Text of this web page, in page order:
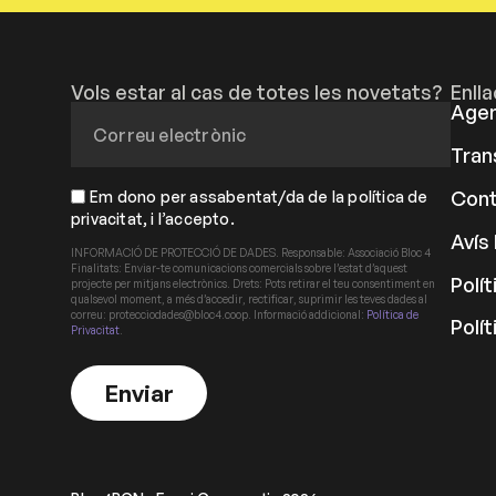
Vols estar al cas de totes les novetats?
Em dono per assabentat/da de la política de
privacitat, i l’accepto.
INFORMACIÓ DE PROTECCIÓ DE DADES. Responsable: Associació Bloc 4
Finalitats: Enviar-te comunicacions comercials sobre l’estat d’aquest
projecte per mitjans electrònics. Drets: Pots retirar el teu consentiment en
qualsevol moment, a més d’accedir, rectificar, suprimir les teves dades al
correu: protecciodades@bloc4.coop. Informació addicional: Política de
Privacitat.
Enviar
Avís